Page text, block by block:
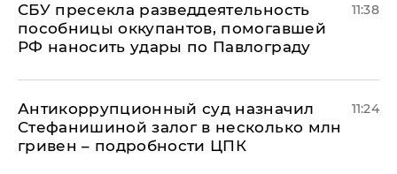
СБУ пресекла разведдеятельность
пособницы оккупантов, помогавшей
РФ наносить удары по Павлограду
11:38
Антикоррупционный суд назначил
Стефанишиной залог в несколько млн
гривен – подробности ЦПК
11:24